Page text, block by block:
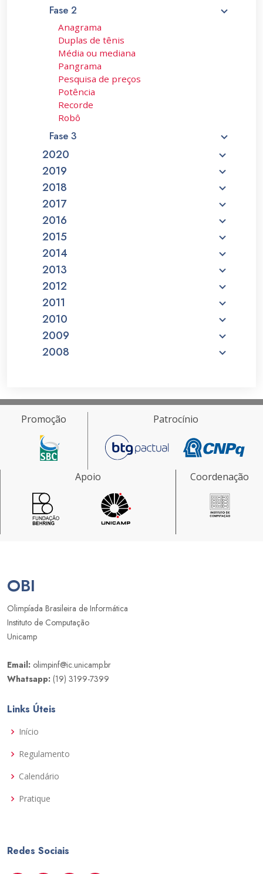
Fase 2
Anagrama
Duplas de tênis
Média ou mediana
Pangrama
Pesquisa de preços
Potência
Recorde
Robô
Fase 3
2020
2019
2018
2017
2016
2015
2014
2013
2012
2011
2010
2009
2008
Promoção Patrocínio
Apoio Coordenação
OBI
Olimpíada Brasileira de Informática
Instituto de Computação
Unicamp
Email: olimpinf@ic.unicamp.br
Whatsapp: (19) 3199-7399
Links Úteis
Início
Regulamento
Calendário
Pratique
Redes Sociais